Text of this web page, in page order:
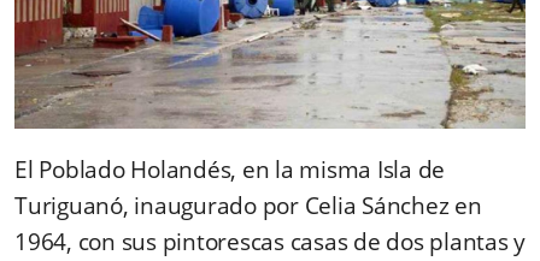
El Poblado Holandés, en la misma Isla de
Turiguanó, inaugurado por Celia Sánchez en
1964, con sus pintorescas casas de dos plantas y